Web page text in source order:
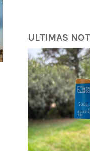
Córdoba fortalece la
tributaria con
07/08/
ULTIMAS